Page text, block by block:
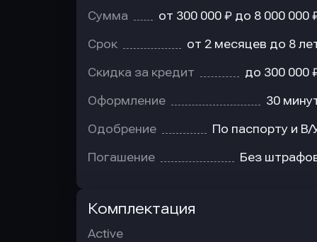
Сумма от 300 000 ₽ до 8 000 000
Срок от 2 месяцев до 8
Скидка за кредит до 300 000
Оформление 30
Одобрение По паспорту и В/
Погашение Без
Комплектация
Active